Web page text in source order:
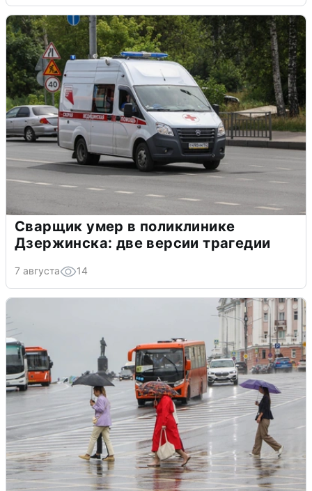
Сварщик умер в поликлинике
Дзержинска: две версии трагедии
7 августа 14